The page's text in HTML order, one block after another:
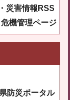
災害情報RSS
危機管理ページ
防災ポータル